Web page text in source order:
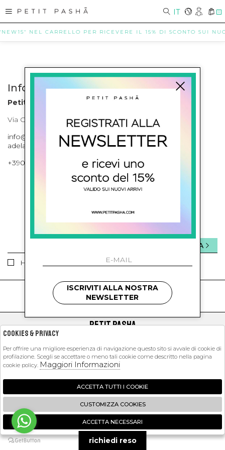
IT 0
NEL CARRELLO PER RICEVERE IL 15% DI SCONTO SUI
Info contatti
Petit Pasha
Via Cilea, 255 Napoli Corso Umberto I 301 Napoli
info@petitpasha.com, petitpasha@hotmail.it,
adelaide.petitpasha@hotmail.com
+39081643421 , +390812351280
ISCRIVITI ALLA NEWSLETTER
Ho letto ed accettato le condizioni sulla privacy.
INVIA
kids
PETIT PASHA
EXTRA
2026 Petit Pasha - P.iva : 09423341214 Powered by
Zucchetti
🍪
ISCRIVITI ALLA NOSTRA
NEWSLETTER
richiedi reso
Cookies & Privacy
Per offrire una migliore esperienza di navigazione questo sito si avvale di cookie di
profilazione. Scegli se accettare o meno tali cookie come descritto nella pagina
cookie policy. Maggiori Informazioni
ACCETTA TUTTI I COOKIE
CUSTOMIZZA COOKIES
ACCETTA NECESSARI